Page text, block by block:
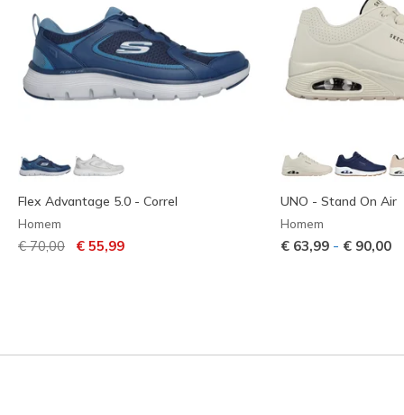
Flex Advantage 5.0 - Correl
Homem
Preço com desconto de
€ 70,00 para
€ 55,99
UNO - Stand On Air
Homem
€ 63,99 - € 90,00